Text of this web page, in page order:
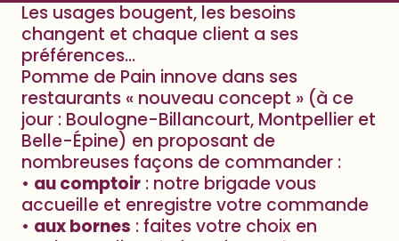
Les usages bougent, les besoins
changent et chaque client a ses
préférences…
Pomme de Pain innove dans ses
restaurants « nouveau concept » (à ce
jour : Boulogne-Billancourt, Montpellier et
Belle-Épine) en proposant de
nombreuses façons de commander :
• au comptoir : notre brigade vous
accueille et enregistre votre commande
• aux bornes : faites votre choix en